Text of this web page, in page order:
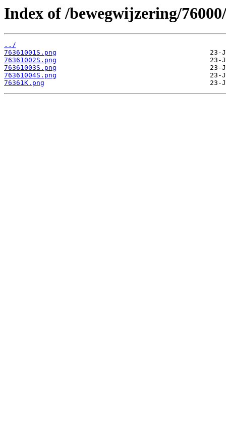
Index of /bewegwijzering/
../
76361001S.png
76361002S.png
76361003S.png
76361004S.png
76361K.png